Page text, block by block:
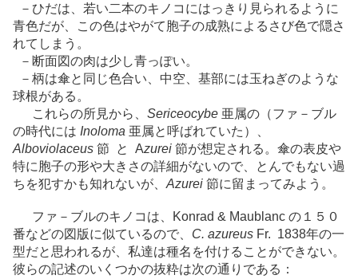
－ひだは、若い二本のキノコにはっきり見られるように
青色だが、この色はやがて胞子の成熟によるさび色で隠さ
れてしまう。
－断面図の肉は少し青っぽい。
－柄は傘と同じ色合い、中空、基部には玉ねぎのような
球根がある。
これらの所見から、 Sericeocybe 亜属の（ファ－ブル
の時代には Inoloma 亜属と呼ばれていた）、
Alboviolaceus 節 と Azurei 節が想定される。傘の表皮や
特に胞子の形や大きさの詳細がないので、とんでもない過
ちを犯すかも知れないが、 Azurei 節に留まってみよう。
ファ－ブルのキノコは、Konrad & Maublanc の１５０
番などの図版に似ているので、 C. azureus Fr. 1838年の一
型だと思われるが、私達は種名を付けることができない。
彼らの記述のいくつかの抜粋は次の通りである：